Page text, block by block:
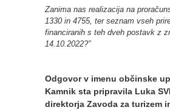
Zanima nas realizacija na
1330 in 4755, ter seznam vseh
financiranih s teh dveh postavk z
14.10.2022?”
Odgovor v imenu občinske
Kamnik sta pripravila Luka
direktorja Zavoda za turizem